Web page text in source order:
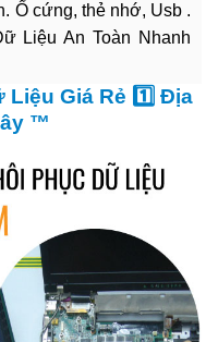
Ổ cứng, thẻ nhớ, Usb .
Liệu An Toàn Nhanh
Liệu Giá Rẻ 1️⃣ Địa
™